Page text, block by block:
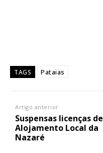
TAGS Pataias
Artigo anterior
Suspensas licenças de
Alojamento Local da
Nazaré